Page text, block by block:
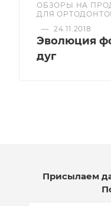
ОБЗОРЫ НА
ДЛЯ
— 24.11.2018
Эволюция
дуг
Присылаем